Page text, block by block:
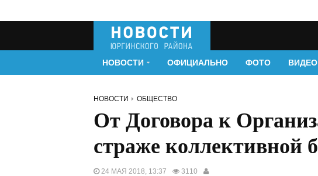
НОВОСТИ ОФИЦИАЛЬНО ФОТО ВИДЕО
НОВОСТИ ОБЩЕСТВО
От Договора к
страже коллективной
24 МАЯ 2018, 13:37 3110